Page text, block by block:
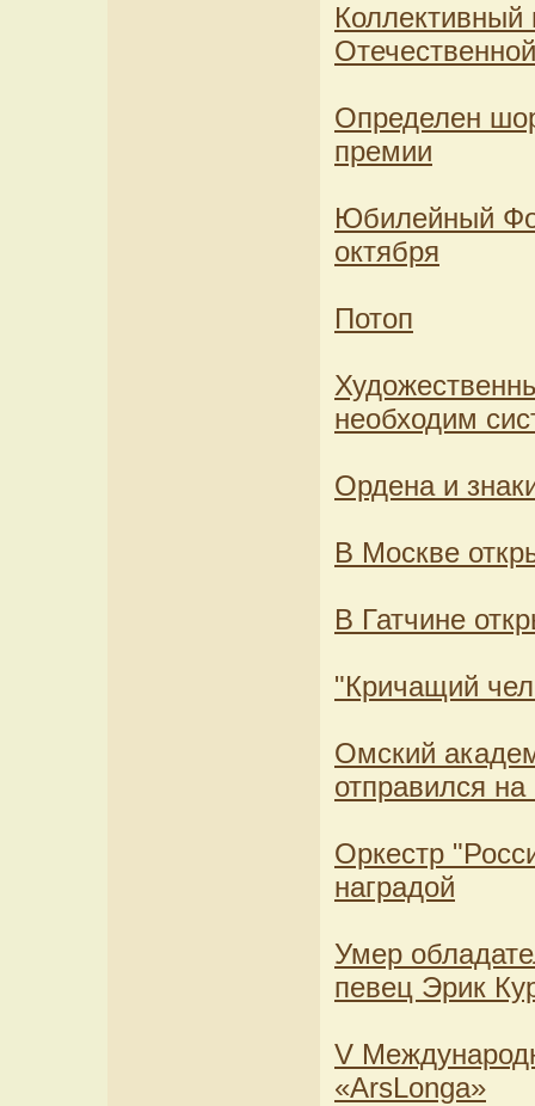
Коллективный
Отечественной
Определен
премии
Юбилейный
октября
Потоп
необходим
Ордена и
В Москве
В Гатчине
"Кричащий
Омский
отправился на
Оркестр
наградой
Умер
певец Эрик
V
«ArsLonga»